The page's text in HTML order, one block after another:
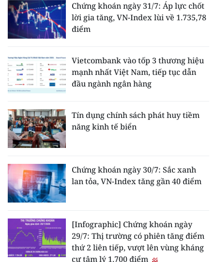
Chứng khoán ngày 31/7: Áp lực chốt
lời gia tăng, VN-Index lùi về 1.735,78
điểm
Vietcombank vào tốp 3 thương hiệu
mạnh nhất Việt Nam, tiếp tục dẫn
đầu ngành ngân hàng
Tín dụng chính sách phát huy tiềm
năng kinh tế biển
Chứng khoán ngày 30/7: Sắc xanh
lan tỏa, VN-Index tăng gần 40 điểm
[Infographic] Chứng khoán ngày
29/7: Thị trường có phiên tăng điểm
thứ 2 liên tiếp, vượt lên vùng kháng
cự tâm lý 1.700 điểm